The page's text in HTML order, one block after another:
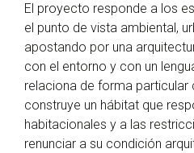
El proyecto responde a los
el punto de vista ambiental,
apostando por una
con el entorno y con un
relaciona de forma
construye un hábitat que
habitacionales y a las
renunciar a su condición